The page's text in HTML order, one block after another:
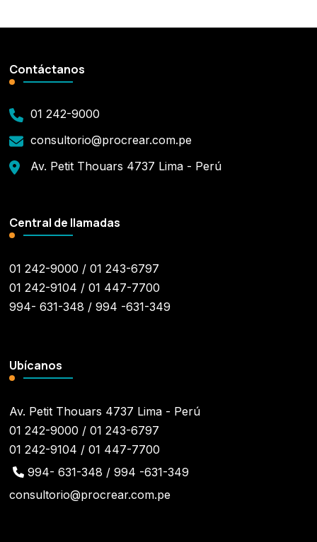
Contáctanos
01 242-9000
consultorio@procrear.com.pe
Av. Petit Thouars 4737 Lima - Perú
Central de llamadas
01 242-9000 / 01 243-6797
01 242-9104 / 01 447-7700
994- 631-348 / 994 -631-349
Ubícanos
Av. Petit Thouars 4737 Lima - Perú
01 242-9000 / 01 243-6797
01 242-9104 / 01 447-7700
994- 631-348 / 994 -631-349
consultorio@procrear.com.pe